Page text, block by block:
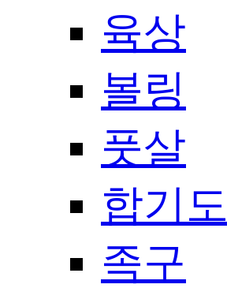
육상
볼링
풋살
합기도
족구